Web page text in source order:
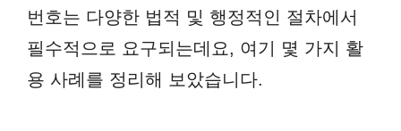
번호는 다양한 법적 및 행정적인 절차에서
필수적으로 요구되는데요, 여기 몇 가지 활
용 사례를 정리해 보았습니다.